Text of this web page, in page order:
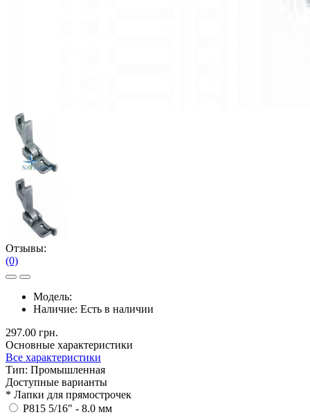
Отзывы:
(0)
Модель:
Наличие: Есть в наличии
297.00 грн.
Основные характеристики
Все характеристики
Тип: Промышленная
Доступные варианты
* Лапки для прямострочек
P815 5/16" - 8.0 мм